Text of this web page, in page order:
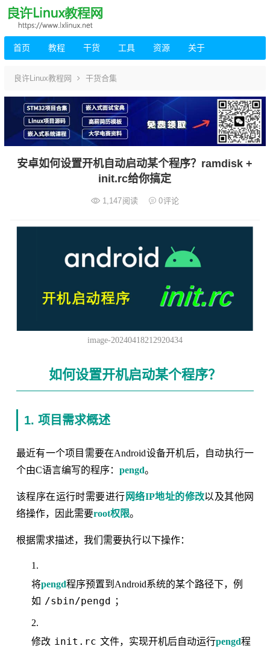
首页 教程 干货 工具 资源 关于
良许Linux教程网 干货合集
安卓如何设置开机自动启动某个程序？ramdisk +
init.rc给你搞定
1,147阅读 0评论
image-20240418212920434
如何设置开机启动某个程序？
1. 项目需求概述
最近有一个项目需要在Android设备开机后，自动执行一
个由C语言编写的程序： pengd。
该程序在运行时需要进行 网络IP地址的修改以及其他网
络操作，因此需要root权限。
根据需求描述，我们需要执行以下操作：
将pengd程序预置到Android系统的某个路径下，例
如 /sbin/pengd ；
修改 init.rc 文件，实现开机后自动运行pengd程